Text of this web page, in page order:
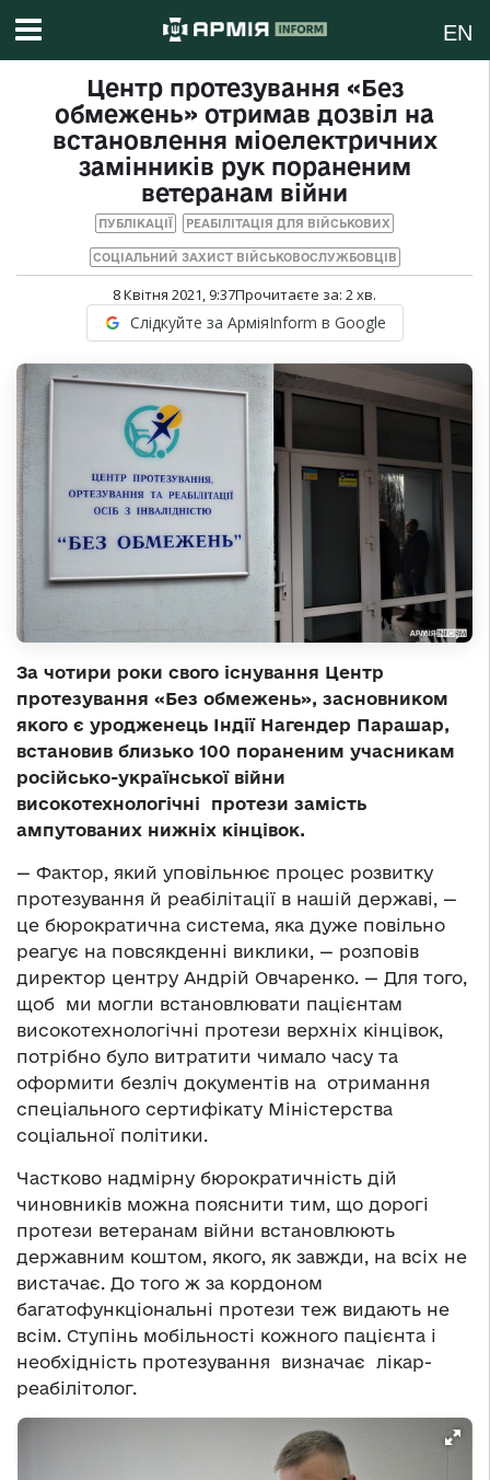
EN
Центр протезування «Без
обмежень» отримав дозвіл на
встановлення міоелектричних
замінників рук пораненим
ветеранам війни
ПУБЛІКАЦІЇ РЕАБІЛІТАЦІЯ ДЛЯ ВІЙСЬКОВИХ
СОЦІАЛЬНИЙ ЗАХИСТ ВІЙСЬКОВОСЛУЖБОВЦІВ
8 Квітня 2021, 9:37Прочитаєте за: 2хв.
Слідкуйте за АрміяInform в Google
За чотири роки свого існування Центр
протезування «Без обмежень», засновником
якого є уродженець Індії Нагендер Парашар,
встановив близько 100 пораненим учасникам
російсько-української війни
високотехнологічні протези замість
ампутованих нижніх кінцівок.
— Фактор, який уповільнює процес розвитку
протезування й реабілітації в нашій державі, —
це бюрократична система, яка дуже повільно
реагує на повсякденні виклики, — розповів
директор центру Андрій Овчаренко. — Для того,
щоб ми могли встановлювати пацієнтам
високотехнологічні протези верхніх кінцівок,
потрібно було витратити чимало часу та
оформити безліч документів на отримання
спеціального сертифікату Міністерства
соціальної політики.
Частково надмірну бюрократичність дій
чиновників можна пояснити тим, що дорогі
протези ветеранам війни встановлюють
державним коштом, якого, як завжди, на всіх не
вистачає. До того ж за кордоном
багатофункціональні протези теж видають не
всім. Ступінь мобільності кожного пацієнта і
необхідність протезування визначає лікар-
реабілітолог.